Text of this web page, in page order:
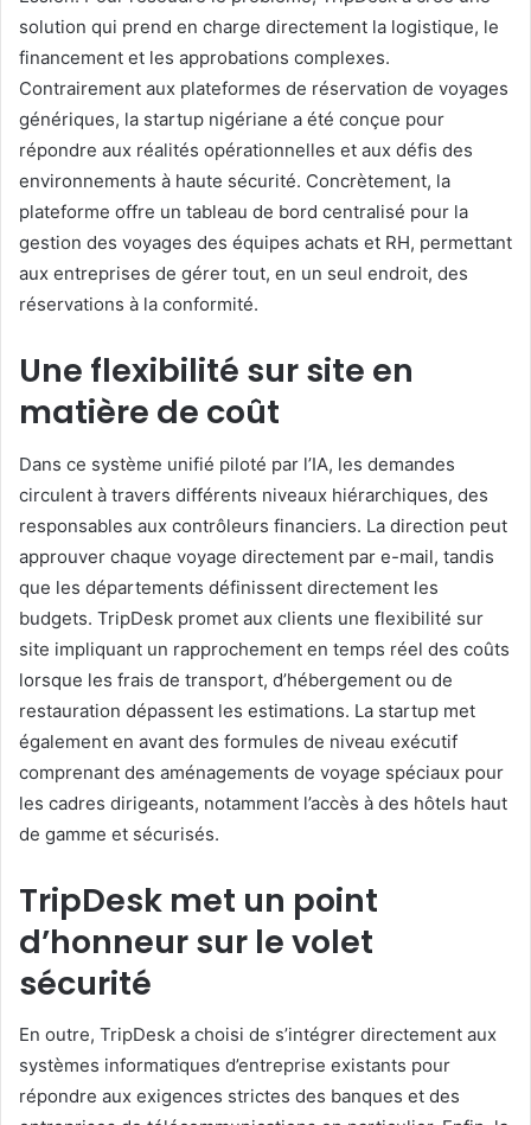
solution qui prend en charge directement la logistique, le
financement et les approbations complexes.
Contrairement aux plateformes de réservation de voyages
génériques, la startup nigériane a été conçue pour
répondre aux réalités opérationnelles et aux défis des
environnements à haute sécurité. Concrètement, la
plateforme offre un tableau de bord centralisé pour la
gestion des voyages des équipes achats et RH, permettant
aux entreprises de gérer tout, en un seul endroit, des
réservations à la conformité.
Une flexibilité sur site en
matière de coût
Dans ce système unifié piloté par l’IA, les demandes
circulent à travers différents niveaux hiérarchiques, des
responsables aux contrôleurs financiers. La direction peut
approuver chaque voyage directement par e-mail, tandis
que les départements définissent directement les
budgets. TripDesk promet aux clients une flexibilité sur
site impliquant un rapprochement en temps réel des coûts
lorsque les frais de transport, d’hébergement ou de
restauration dépassent les estimations. La startup met
également en avant des formules de niveau exécutif
comprenant des aménagements de voyage spéciaux pour
les cadres dirigeants, notamment l’accès à des hôtels haut
de gamme et sécurisés.
TripDesk met un point
d’honneur sur le volet
sécurité
En outre, TripDesk a choisi de s’intégrer directement aux
systèmes informatiques d’entreprise existants pour
répondre aux exigences strictes des banques et des